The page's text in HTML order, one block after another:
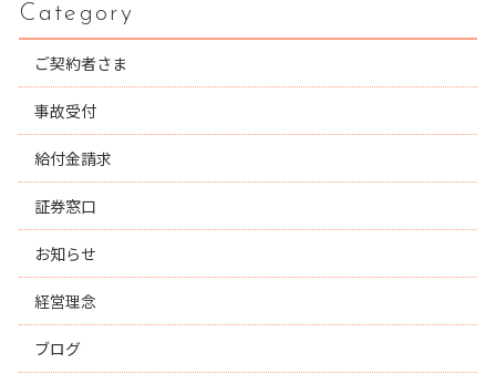
Category
ご契約者さま
事故受付
給付金請求
証券窓口
お知らせ
経営理念
ブログ